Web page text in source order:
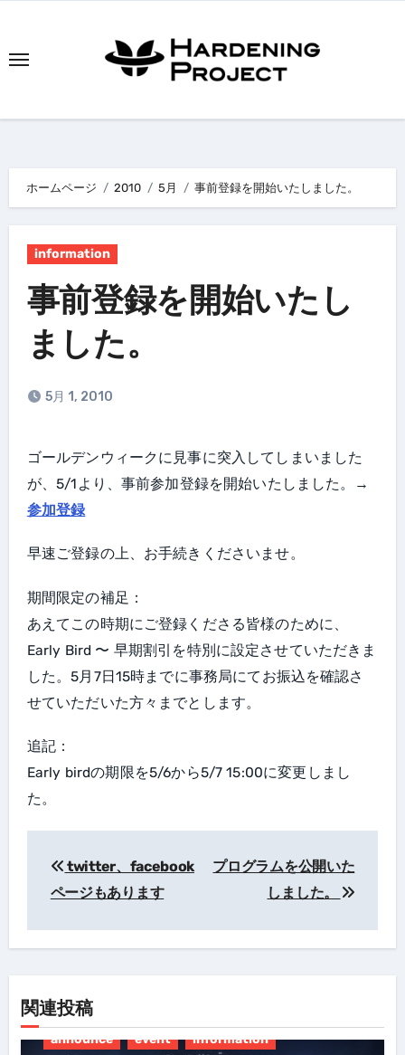
を
ホームページ 2010 5月 事前登録を開始いたしました。
information
事前登録を開始いたし
ました。
5月 1, 2010
ゴールデンウィークに見事に突入してしまいました
が、5/1より、事前参加登録を開始いたしました。→
参加登録
早速ご登録の上、お手続きくださいませ。
期間限定の補足：
あえてこの時期にご登録くださる皆様のために、
Early Bird 〜 早期割引を特別に設定させていただきま
した。5月7日15時までに事務局にてお振込を確認さ
せていただいた方々までとします。
追記：
Early birdの期限を5/6から5/7 15:00に変更しまし
た。
投
ー
シ
twitter、facebook
ページもあります
プログラムを公開いた
しました。
関連投稿
announce event information